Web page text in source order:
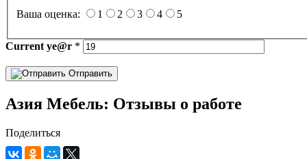
Ваша оценка: 1 2 3 4 5
Current ye@r *
Отправить
Азия Мебель: Отзывы о работе
Поделиться